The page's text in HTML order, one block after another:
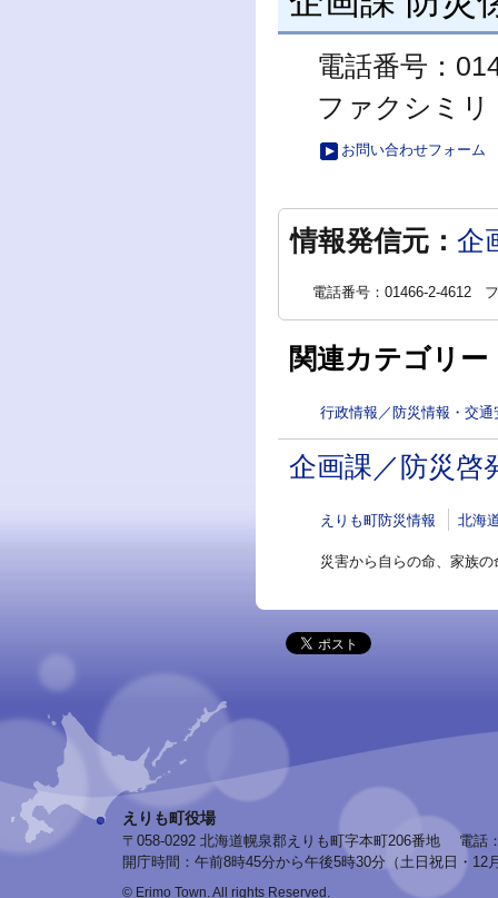
電話番号：
ファクシミリ
お問い合わせフォーム
情報発信元： 企
電話番号：01466-2-4612
関連カテゴリー
行政情報／防災情報・交
企画課／防災啓
えりも町防災情報 北海
災害から自らの命、家族
えりも町役場
〒058-0292 北海道幌泉郡えりも町字本町206番地
電話
開庁時間：午前8時45分から午後5時30分（土日祝日・12
© Erimo Town. All rights Reserved.